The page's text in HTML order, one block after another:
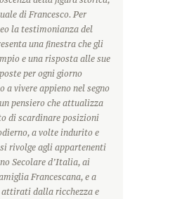
di Francesco. Per
la testimonianza del
una finestra che gli
e una risposta alle sue
per ogni giorno
a vivere appieno nel segno
pensiero che attualizza
di scardinare posizioni
a volte indurito e
si rivolge agli appartenenti
Secolare d’Italia, ai
Francescana, e a
dalla ricchezza e